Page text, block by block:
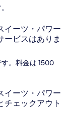
イーツ・パワー
ービスはありま
。料金は 1500
イーツ・パワー
チェックアウト